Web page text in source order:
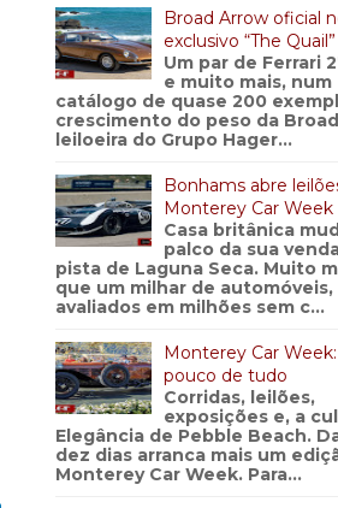
Broad Arrow oficial
exclusivo “The Quail”
Um par de Ferrari
e muito mais, num
catálogo de quase 200
crescimento do peso da
leiloeira do Grupo Hager...
Bonhams abre
Monterey Car Week
Casa britânica
palco da sua
pista de Laguna Seca. Muito
que um milhar de automóveis,
avaliados em milhões sem c...
Monterey Car
pouco de tudo
Corridas, leilões,
exposições e, a
Elegância de Pebble Beach.
dez dias arranca mais um
Monterey Car Week. Para...